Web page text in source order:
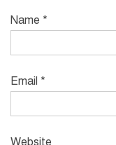
Name *
Email *